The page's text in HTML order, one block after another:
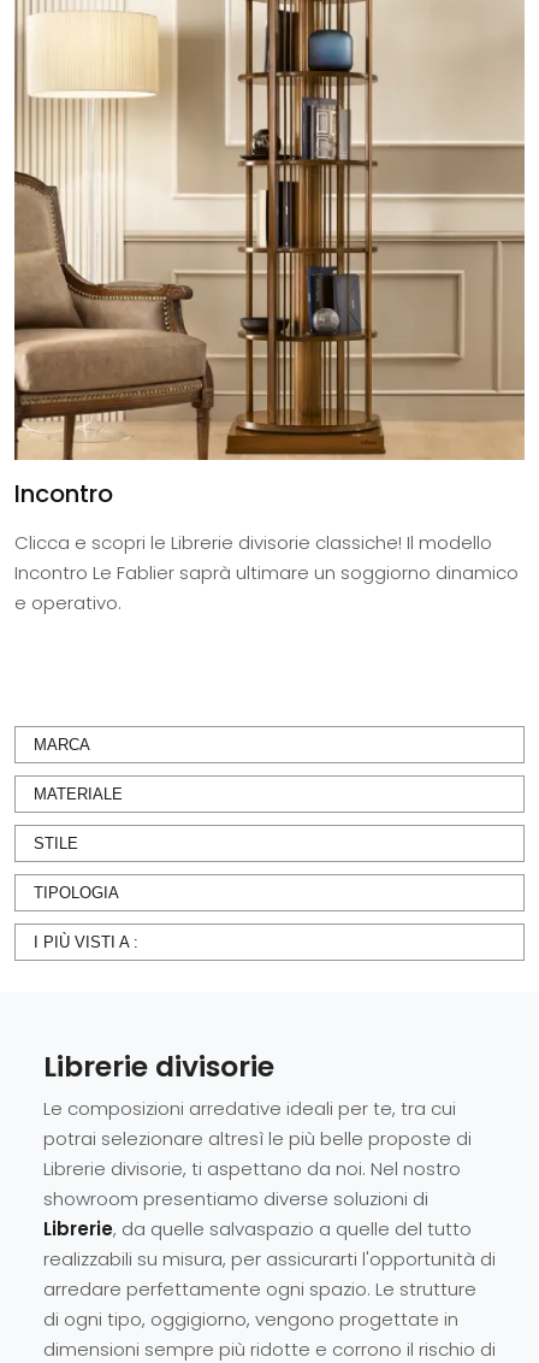
Incontro
Clicca e scopri le Librerie divisorie classiche! Il modello
Incontro Le Fablier saprà ultimare un soggiorno dinamico
e operativo.
MARCA
MATERIALE
STILE
TIPOLOGIA
I PIÙ VISTI A :
Librerie divisorie
Le composizioni arredative ideali per te, tra cui
potrai selezionare altresì le più belle proposte di
Librerie divisorie, ti aspettano da noi. Nel nostro
showroom presentiamo diverse soluzioni di
Librerie, da quelle salvaspazio a quelle del tutto
realizzabili su misura, per assicurarti l'opportunità di
arredare perfettamente ogni spazio. Le strutture
di ogni tipo, oggigiorno, vengono progettate in
dimensioni sempre più ridotte e corrono il rischio di